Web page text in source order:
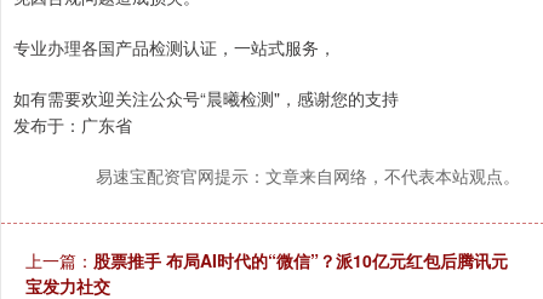
专业办理各国产品检测认证，一站式服务，
如有需要欢迎关注公众号“晨曦检测"，感谢您的支持
发布于：广东省
易速宝配资官网提示：文章来自网络，不代表本站观点。
上一篇： 股票推手 布局AI时代的“微信”？派10亿元红包后腾讯元
宝发力社交